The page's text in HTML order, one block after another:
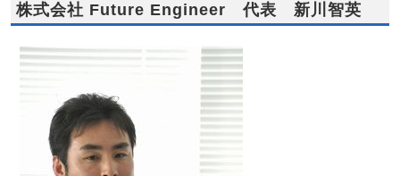
株式会社 Future Engineer 代表 新川智英